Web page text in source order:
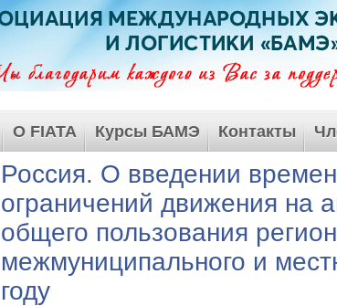
О FIATA Курсы БАМЭ Контакты
Россия. О введении
ограничений движения на
общего пользования
межмуниципального и
году